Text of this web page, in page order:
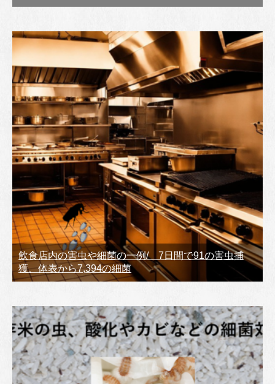
飲食店内の害虫や細菌の一例/ 7日間で91の害虫捕
獲、体表から7,394の細菌